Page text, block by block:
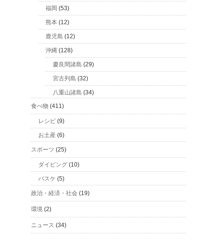
福岡 (53)
熊本 (12)
鹿児島 (12)
沖縄 (128)
慶良間諸島 (29)
宮古列島 (32)
八重山諸島 (34)
食べ物 (411)
レシピ (9)
お土産 (6)
スポーツ (25)
ダイビング (10)
バスケ (5)
政治・経済・社会 (19)
環境 (2)
ニュース (34)